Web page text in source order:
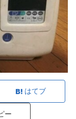
はてブ
ー